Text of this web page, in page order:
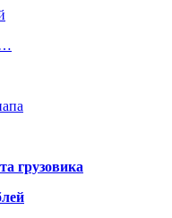
грузовика